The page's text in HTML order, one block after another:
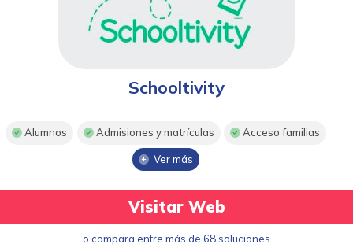
Schooltivity
Alumnos Admisiones y matrículas Acceso familias
Ver más
Visitar Web
o compara entre más de 68 soluciones